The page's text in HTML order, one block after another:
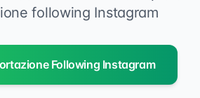
following Instagram
Following Instagram